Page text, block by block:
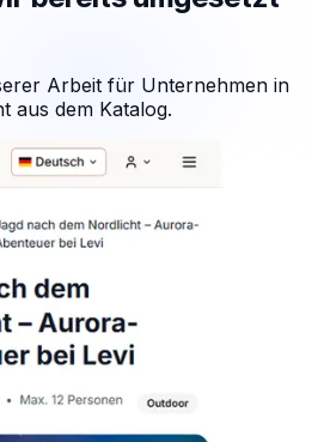
Arbeit für Unternehmen in
aus dem Katalog.